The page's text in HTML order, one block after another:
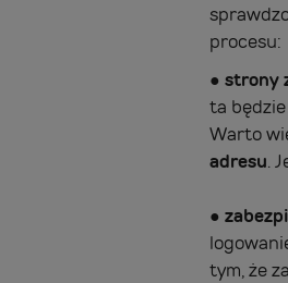
procesu:
● strony
ta
Warto
adresu.
●
tym, że